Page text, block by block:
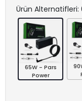
Ürün Alternatifleri:
65W - Pars
Power